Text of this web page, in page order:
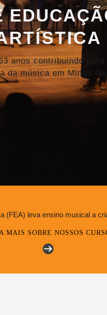
anos contribuindo para a
da música em Minas
(FEA) leva ensino musical a
MAIS SOBRE NOSSOS